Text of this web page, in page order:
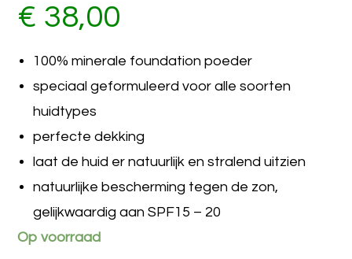
€ 38,00
100% minerale foundation poeder
speciaal geformuleerd voor alle soorten
huidtypes
perfecte dekking
laat de huid er natuurlijk en stralend uitzien
natuurlijke bescherming tegen de zon,
gelijkwaardig aan SPF15 – 20
Op voorraad